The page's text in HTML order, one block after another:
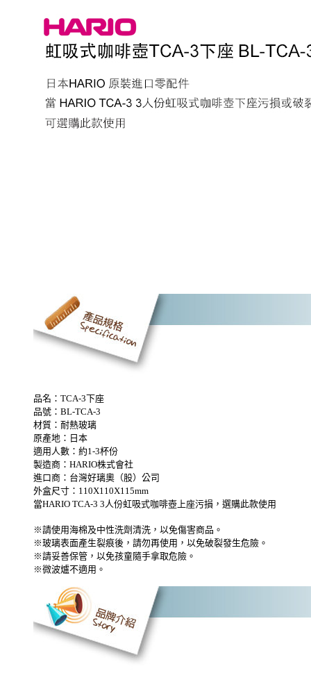
品名：TCA-3下座
品號：BL-TCA-3
材質：耐熱玻璃
原產地：日本
適用人數：約1-3杯份
製造商：HARIO株式會社
進口商：台灣好璃奧（股）公司
外盒尺寸：110X110X115mm
當HARIO TCA-3 3人份虹吸式咖啡壺上座污損，選購此款使用
※請使用海棉及中性洗劑清洗，以免傷害商品。
※玻璃表面產生裂痕後，請勿再使用，以免破裂發生危險。
※請妥善保管，以免孩童隨手拿取危險。
※微波爐不適用。